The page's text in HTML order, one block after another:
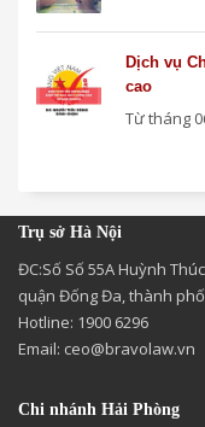
Dịch vụ
cao
Từ tháng
Trụ sở Hà Nội
ĐC:Số Số 55A Huỳnh
quận Đống Đa, thành phố
Hotline: 1900 6296
Email: ceo@bravolaw.vn
Chi nhánh Hải Phòng